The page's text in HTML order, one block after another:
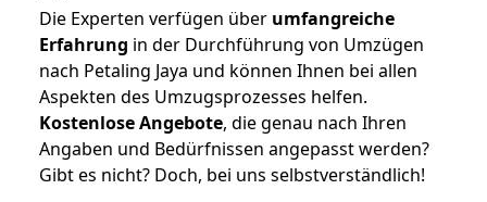
Die Experten verfügen über umfangreiche
Erfahrung in der Durchführung von Umzügen
nach Petaling Jaya und können Ihnen bei allen
Aspekten des Umzugsprozesses helfen.
Kostenlose Angebote, die genau nach Ihren
Angaben und Bedürfnissen angepasst werden?
Gibt es nicht? Doch, bei uns selbstverständlich!